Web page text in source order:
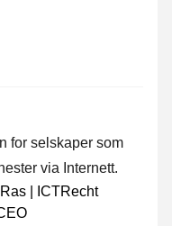
for selskaper som
via Internett.